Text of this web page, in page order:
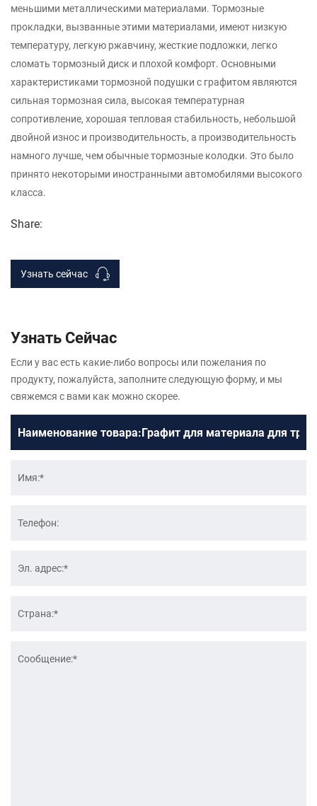
меньшими металлическими материалами. Тормозные
прокладки, вызванные этими материалами, имеют низкую
температуру, легкую ржавчину, жесткие подложки, легко
сломать тормозный диск и плохой комфорт. Основными
характеристиками тормозной подушки с графитом являются
сильная тормозная сила, высокая температурная
сопротивление, хорошая тепловая стабильность, небольшой
двойной износ и производительность, а производительность
намного лучше, чем обычные тормозные колодки. Это было
принято некоторыми иностранными автомобилями высокого
класса.
Share:
Узнать сейчас
Узнать Сейчас
Если у вас есть какие-либо вопросы или пожелания по
продукту, пожалуйста, заполните следующую форму, и мы
свяжемся с вами как можно скорее.